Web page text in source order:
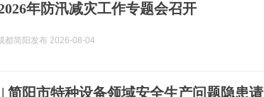
年防汛减灾工作专题会召开
都简阳发布 2026-08-04
简阳市特种设备领域安全生产问题隐患请